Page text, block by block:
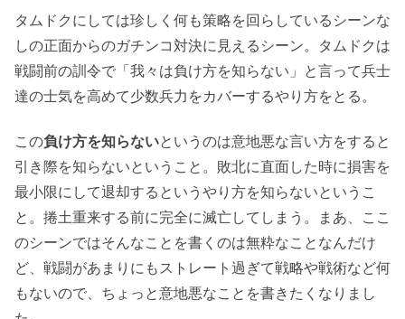
タムドクにしては珍しく何も策略を回らしているシーンな
しの正面からのガチンコ対決に見えるシーン。タムドクは
戦闘前の訓令で「我々は負け方を知らない」と言って兵士
達の士気を高めて少数兵力をカバーするやり方をとる。
この負け方を知らないというのは意地悪な言い方をすると
引き際を知らないということ。敗北に直面した時に損害を
最小限にして退却するというやり方を知らないというこ
と。捲土重来する前に完全に滅亡してしまう。まあ、ここ
のシーンではそんなことを書くのは無粋なことなんだけ
ど、戦闘があまりにもストレート過ぎて戦略や戦術など何
もないので、ちょっと意地悪なことを書きたくなりまし